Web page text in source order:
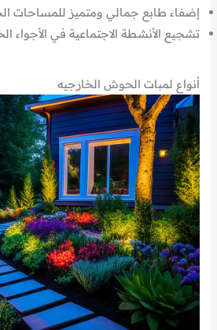
إضفاء طابع جمالي ومتميز للمساحات
تشجيع الأنشطة الاجتماعية في الأجواء
أنواع لمبات الحوش الخارجيه